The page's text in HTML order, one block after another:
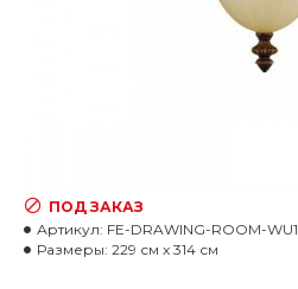
ПОД ЗАКАЗ
Артикул: FE-DRAWING-ROOM-WU1
Размеры: 229 см x 314 см